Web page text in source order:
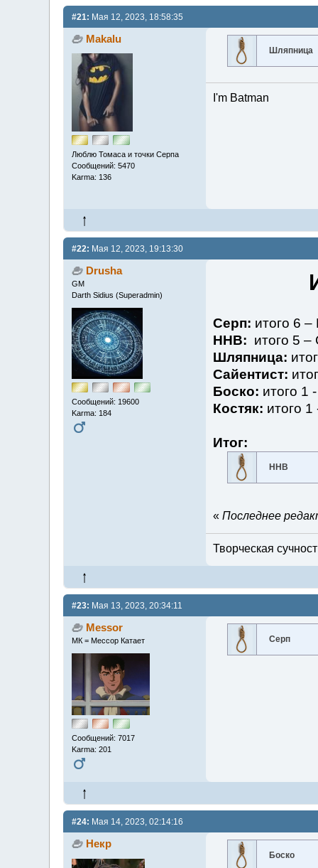
#21: Мая 12, 2023, 18:58:35
Makalu
Люблю Томаса и точки Серпа
Сообщений: 5470
Karma: 136
Шляпница
I'm Batman
#22: Мая 12, 2023, 19:13:30
Drusha
GM
Darth Sidius (Superadmin)
Сообщений: 19600
Karma: 184
Серп: итого 6
ННВ: итого 5
Шляпница:
Сайентист:
Боско: итого 1
Костяк: итого
Итог:
ННВ
« Последнее
Творческая
#23: Мая 13, 2023, 20:34:11
Messor
МК = Мессор Катает
Сообщений: 7017
Karma: 201
Серп
#24: Мая 14, 2023, 02:14:16
Некр
Боско